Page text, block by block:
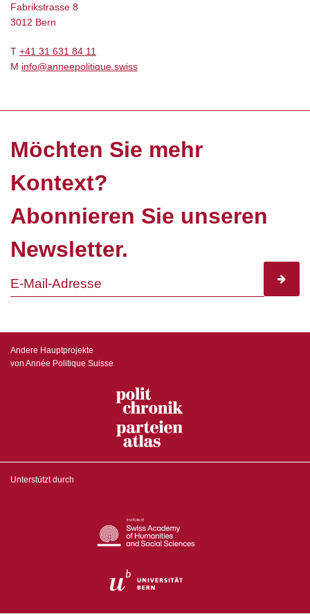
Fabrikstrasse 8
3012 Bern
T +41 31 631 84 11
M info@anneepolitique.swiss
Möchten Sie mehr
Kontext?
Abonnieren Sie unseren
Newsletter.
Andere Hauptprojekte
von Année Politique Suisse
Unterstützt durch